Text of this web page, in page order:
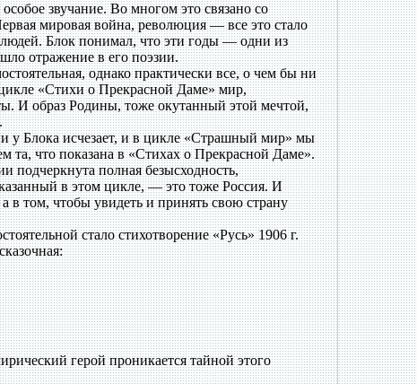
звучание. Во многом это связано со
мировая война, революция — все это стало
Блок понимал, что эти годы — одни из
отражение в его поэзии.
однако практически все, о чем бы ни
«Стихи о Прекрасной Даме» мир,
И образ Родины, тоже окутанный этой мечтой,
у Блока исчезает, и в цикле «Страшный мир» мы
та, что показана в «Стихах о Прекрасной Даме».
полная безысходность,
в этом цикле, — это тоже Россия. И
в том, чтобы увидеть и принять свою страну
стало стихотворение «Русь» 1906 г.
герой проникается тайной этого